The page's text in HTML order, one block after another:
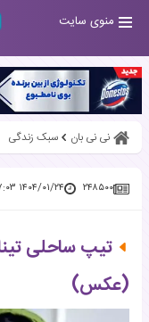
منوی سایت
نی نی بان سبک زندگی
۲۴۸۵۰۰ ۱۴۰۴/۰۱/۲۴ ۰۸:۱۷:۰۳
تیپ ساحلی
(عکس)